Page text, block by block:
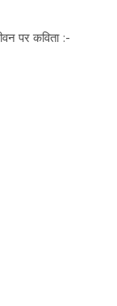
पर कविता :-